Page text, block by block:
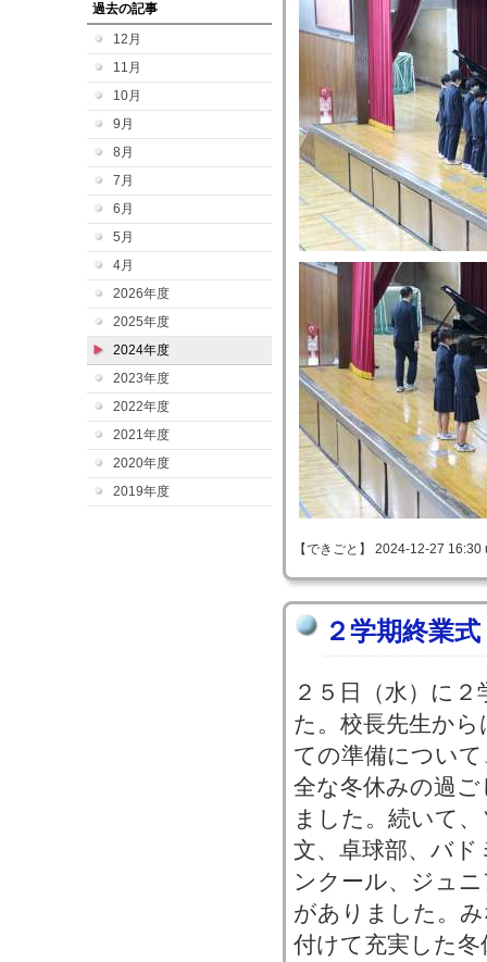
過去の記事
12月
11月
10月
9月
8月
7月
6月
5月
4月
2026年度
2025年度
2024年度
2023年度
2022年度
2021年度
2020年度
2019年度
【できごと】 2024-12-27
２学期終業式
２５日（水）に
た。校長先生か
ての準備につい
全な冬休みの過
ました。続いて
文、卓球部、バ
ンクール、ジュ
がありました。
付けて充実した